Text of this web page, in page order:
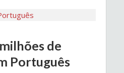
de
Português